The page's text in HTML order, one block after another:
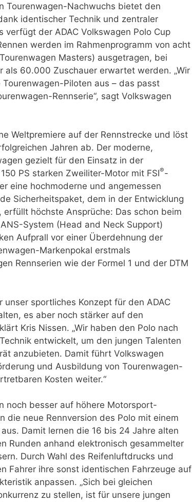
Tourenwagen-Nachwuchs bietet den
identischer Technik und zentraler
der ADAC Volkswagen Polo Cup
werden im Rahmenprogramm von acht
Masters) ausgetragen, bei
als 60.000 Zuschauer erwartet werden. „Wir
Piloten aus – das passt
Rennserie“, sagt Volkswagen
Weltpremiere auf der Rennstrecke und löst
Jahren ab. Der moderne,
gezielt für den Einsatz in der
PS starken Zweiliter-Motor mit FSI®-
eine hochmoderne und angemessen
Sicherheitspaket, dem in der Entwicklung
höchste Ansprüche: Das schon beim
System (Head and Neck Support)
Aufprall vor einer Überdehnung der
Markenpokal erstmals
Rennserien wie der Formel 1 und der DTM
sportliches Konzept für den ADAC
es aber noch stärker auf den
Kris Nissen. „Wir haben den Polo nach
entwickelt, um den jungen Talenten
anzubieten. Damit führt Volkswagen
und Ausbildung von Tourenwagen-
Kosten weiter.“
noch besser auf höhere Motorsport-
die neue Rennversion des Polo mit einem
Damit lernen die 16 bis 24 Jahre alten
Runden anhand elektronisch gesammelter
Durch Wahl des Reifenluftdrucks und
Fahrer ihre sonst identischen Fahrzeuge auf
anpassen. „Sich bei gleichen
zu stellen, ist für unsere jungen